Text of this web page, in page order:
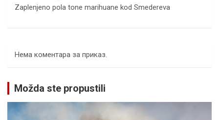
Zaplenjeno pola tone marihuane kod Smedereva
Нема коментара за приказ.
Možda ste propustili